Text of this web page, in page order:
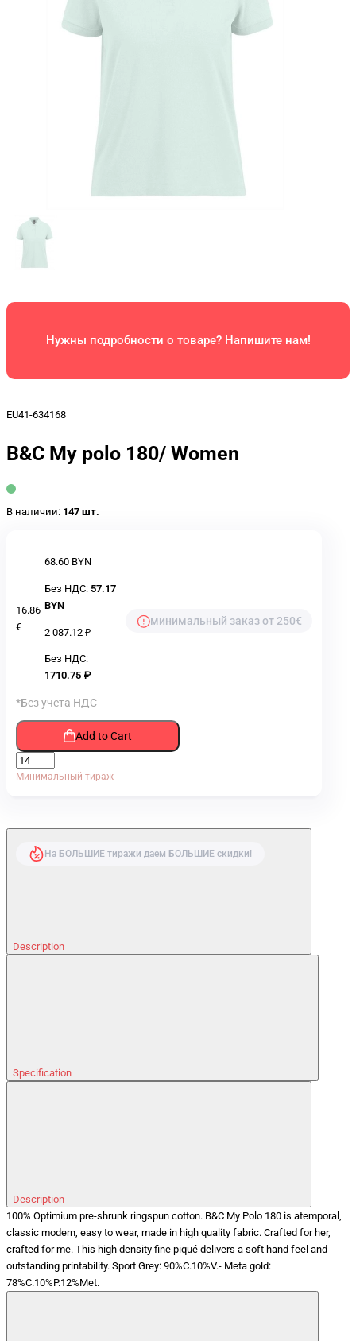
Нужны подробности о товаре? Напишите нам!
EU41-634168
B&C My polo 180/ Women
В наличии: 147 шт.
16.86
€
68.60 BYN
Без НДС: 57.17
BYN
2 087.12 ₽
Без НДС:
1710.75 ₽
минимальный заказ от 250€
*Без учета НДС
Add to Cart
Минимальный тираж
На БОЛЬШИЕ тиражи даем БОЛЬШИЕ скидки!
Description
Specification
Description
100% Optimium pre-shrunk ringspun cotton. B&C My Polo 180 is atemporal,
classic modern, easy to wear, made in high quality fabric. Crafted for her,
crafted for me. This high density fine piqué delivers a soft hand feel and
outstanding printability. Sport Grey: 90%C.10%V.- Meta gold:
78%C.10%P.12%Met.